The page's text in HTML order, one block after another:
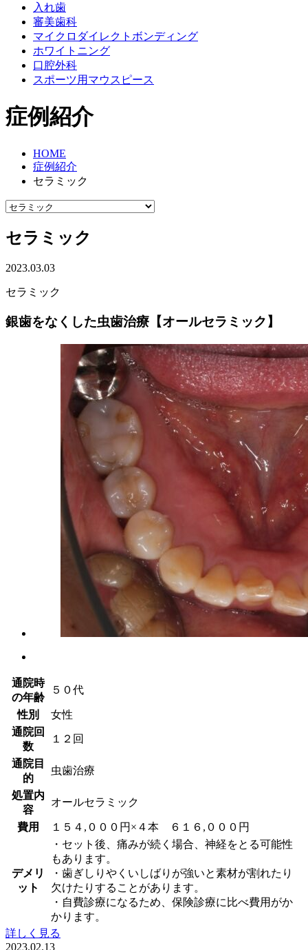
入れ歯
審美歯科
マイクロダイレクトボンディング
ホワイトニング
口腔外科
スポーツ用マウスピース
症例紹介
HOME
症例紹介
セラミック
セラミック
2023.03.03
セラミック
銀歯をなくした虫歯治療【オールセラミック】
通院時
の年齢
５０代
性別
女性
通院回
数
１２回
通院目
的
虫歯治療
処置内
容
オールセラミック
費用 １５４,０００円×４本 ６１６,０００円
デメリ
ット
・セット後、痛みが続く場合、神経をとる可能性
もあります。
・歯ぎしりやくいしばりが強いと素材が割れたり
欠けたりすることがあります。
・自費診療になるため、保険診療に比べ費用がか
かります。
詳しく見る
2023.02.13